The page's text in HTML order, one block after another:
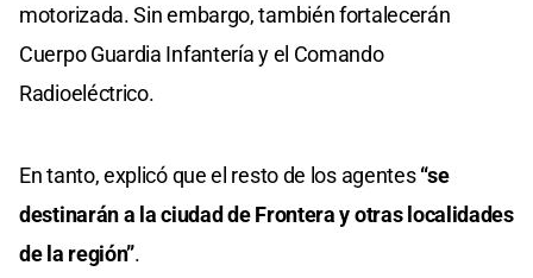
motorizada. Sin embargo, también fortalecerán
Cuerpo Guardia Infantería y el Comando
Radioeléctrico.
En tanto, explicó que el resto de los agentes“se
destinarán a la ciudad de Frontera y otras localidades
de la región”.